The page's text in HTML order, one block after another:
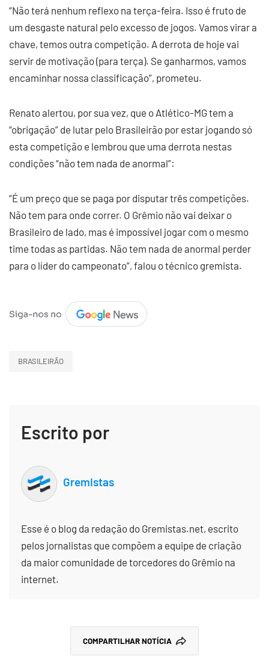
“Não terá nenhum reflexo na terça-feira. Isso é fruto de
um desgaste natural pelo excesso de jogos. Vamos virar a
chave, temos outra competição. A derrota de hoje vai
servir de motivação (para terça). Se ganharmos, vamos
encaminhar nossa classificação”, prometeu.
Renato alertou, por sua vez, que o Atlético-MG tem a
“obrigação” de lutar pelo Brasileirão por estar jogando só
esta competição e lembrou que uma derrota nestas
condições “não tem nada de anormal”:
“É um preço que se paga por disputar três competições.
Não tem para onde correr. O Grêmio não vai deixar o
Brasileiro de lado, mas é impossível jogar com o mesmo
time todas as partidas. Não tem nada de anormal perder
para o líder do campeonato”, falou o técnico gremista.
BRASILEIRÃO
Escrito por
Gremistas
Esse é o blog da redação do Gremistas.net, escrito
pelos jornalistas que compõem a equipe de criação
da maior comunidade de torcedores do Grêmio na
internet.
COMPARTILHAR NOTÍCIA